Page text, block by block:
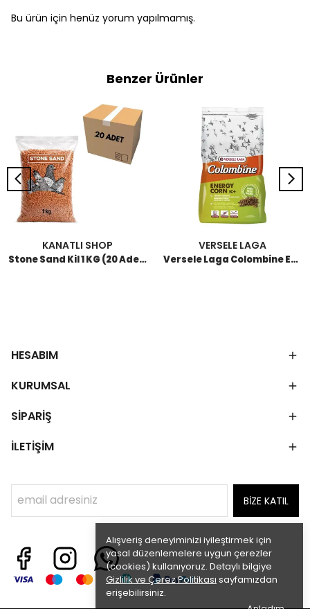
Alışveriş deneyiminizi iyileştirmek için
yasal düzenlemelere uygun çerezler
(cookies) kullanıyoruz. Detaylı bilgiye
Gizlilik ve Çerez Politikası sayfamızdan
erişebilirsiniz.
Bu ürün için henüz yorum yapılmamış.
Benzer Ürünler
KANATLI SHOP
Stone Sand Kil 1 KG (20 Adet)
VERSELE LAGA
Versele Laga Colombine Energy Corn Ic+ Güvercin Pelet Yem 15 KG
HESABIM
KURUMSAL
SİPARİŞ
İLETİŞİM
BİZE KATIL